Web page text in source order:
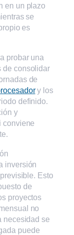
en un plazo
se
es
probar una
de consolidar
de
y los
definido.
y
conviene
inversión
Esto
de
proyectos
no
necesidad se
puede